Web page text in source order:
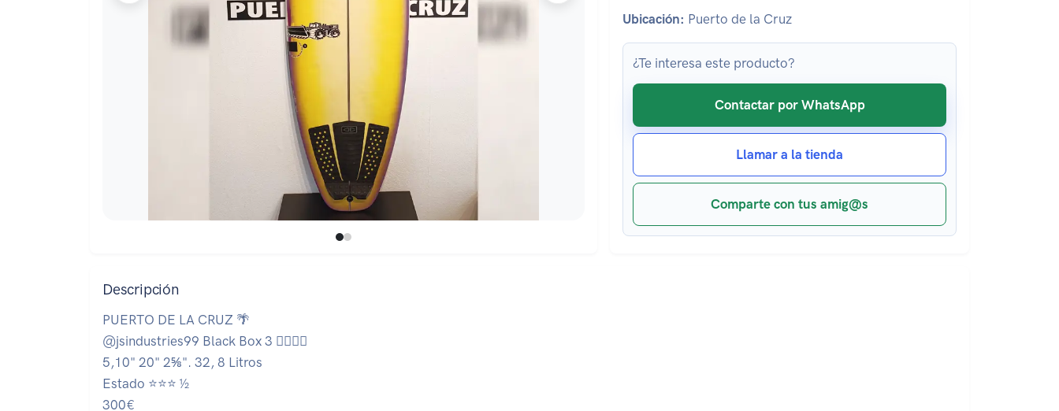
Ubicación: Puerto de la Cruz
¿Te interesa este producto?
Contactar por WhatsApp
Llamar a la tienda
Comparte con tus amig@s
Descripción
PUERTO DE LA CRUZ 🌴
@jsindustries99 Black Box 3 👌🏼💪🏽
5,10" 20" 2⅝". 32, 8 Litros
Estado ⭐⭐⭐ ½
300€